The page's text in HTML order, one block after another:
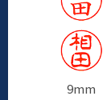
9mm